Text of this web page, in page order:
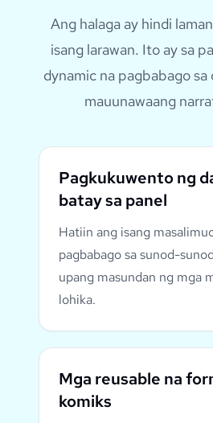
Ang halaga ay hindi
isang larawan. Ito ay sa
dynamic na pagbabago sa
mauunawaang
Pagkukuwento ng
batay sa panel
Hatiin ang isang
pagbabago sa sunod-
upang masundan ng mga
lohika.
Mga reusable na
komiks